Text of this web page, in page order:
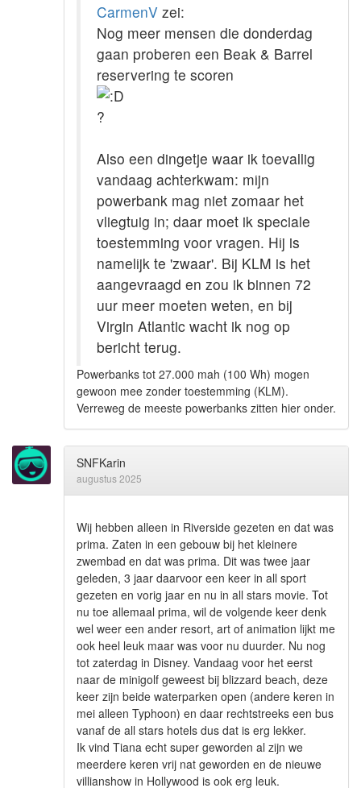
CarmenV zei:
Nog meer mensen die donderdag
gaan proberen een Beak & Barrel
reservering te scoren
?
Also een dingetje waar ik toevallig
vandaag achterkwam: mijn
powerbank mag niet zomaar het
vliegtuig in; daar moet ik speciale
toestemming voor vragen. Hij is
namelijk te 'zwaar'. Bij KLM is het
aangevraagd en zou ik binnen 72
uur meer moeten weten, en bij
Virgin Atlantic wacht ik nog op
bericht terug.
Powerbanks tot 27.000 mah (100 Wh) mogen
gewoon mee zonder toestemming (KLM).
Verreweg de meeste powerbanks zitten hier onder.
SNFKarin
augustus 2025
Wij hebben alleen in Riverside gezeten en dat was
prima. Zaten in een gebouw bij het kleinere
zwembad en dat was prima. Dit was twee jaar
geleden, 3 jaar daarvoor een keer in all sport
gezeten en vorig jaar en nu in all stars movie. Tot
nu toe allemaal prima, wil de volgende keer denk
wel weer een ander resort, art of animation lijkt me
ook heel leuk maar was voor nu duurder. Nu nog
tot zaterdag in Disney. Vandaag voor het eerst
naar de minigolf geweest bij blizzard beach, deze
keer zijn beide waterparken open (andere keren in
mei alleen Typhoon) en daar rechtstreeks een bus
vanaf de all stars hotels dus dat is erg lekker.
Ik vind Tiana echt super geworden al zijn we
meerdere keren vrij nat geworden en de nieuwe
villianshow in Hollywood is ook erg leuk.